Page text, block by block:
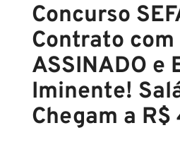
Concurso
Contrato com
ASSINADO e
Iminente!
Chegam a